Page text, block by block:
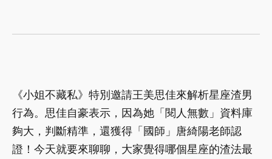
《小姐不藏私》特別邀請王美思佳來解析星座渣男
行為。思佳自豪表示，因為她「閱人無數」資料庫
夠大，判斷精準，還獲得「國師」唐綺陽老師認
證！今天就要來聊聊，大家覺得哪個星座的渣法最